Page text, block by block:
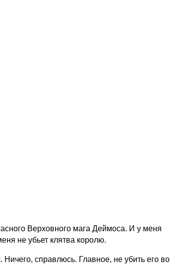
Верховного мага Деймоса. И у меня
не убьет клятва королю.
справлюсь. Главное, не убить его во